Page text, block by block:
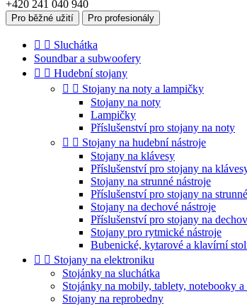
+420 241 040 940
Pro běžné užití Pro profesionály
  Sluchátka
Soundbar a subwoofery
  Hudební stojany
  Stojany na noty a lampičky
Stojany na noty
Lampičky
Příslušenství pro stojany na noty
  Stojany na hudební nástroje
Stojany na klávesy
Příslušenství pro stojany na
Stojany na strunné nástroje
Příslušenství pro stojany na
Stojany na dechové nástroje
Příslušenství pro stojany na
Stojany pro rytmické nástroje
Bubenické, kytarové a klavírní
  Stojany na elektroniku
Stojánky na sluchátka
Stojánky na mobily, tablety, notebooky
Stojany na reprobedny